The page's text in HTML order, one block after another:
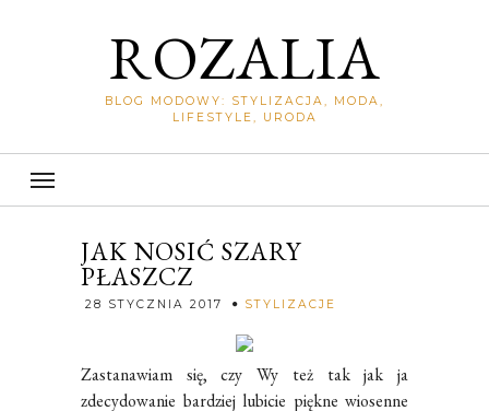
ROZALIA
BLOG MODOWY: STYLIZACJA, MODA,
LIFESTYLE, URODA
JAK NOSIĆ SZARY
PŁASZCZ
28 STYCZNIA 2017 STYLIZACJE
Zastanawiam się, czy Wy też tak jak ja
zdecydowanie bardziej lubicie piękne wiosenne